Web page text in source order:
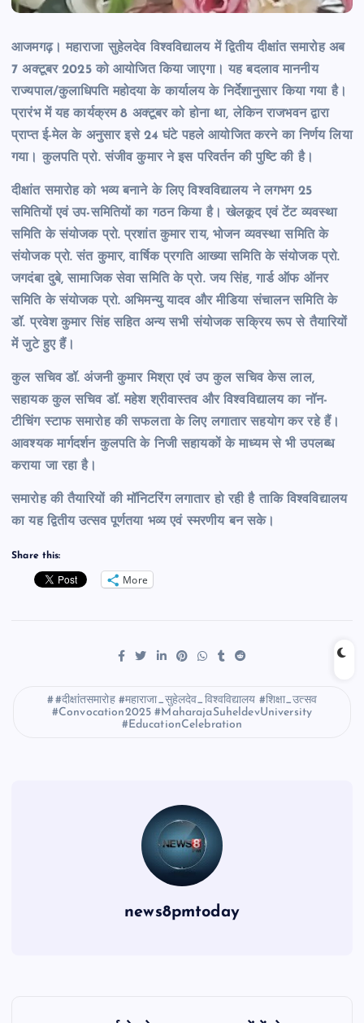
आजमगढ़। महाराजा सुहेलदेव विश्वविद्यालय में द्वितीय दीक्षांत समारोह अब
7 अक्टूबर 2025 को आयोजित किया जाएगा। यह बदलाव माननीय
राज्यपाल/कुलाधिपति महोदया के कार्यालय के निर्देशानुसार किया गया है।
प्रारंभ में यह कार्यक्रम 8 अक्टूबर को होना था, लेकिन राजभवन द्वारा
प्राप्त ई-मेल के अनुसार इसे 24 घंटे पहले आयोजित करने का निर्णय लिया
गया। कुलपति प्रो. संजीव कुमार ने इस परिवर्तन की पुष्टि की है।
दीक्षांत समारोह को भव्य बनाने के लिए विश्वविद्यालय ने लगभग 25
समितियों एवं उप-समितियों का गठन किया है। खेलकूद एवं टेंट व्यवस्था
समिति के संयोजक प्रो. प्रशांत कुमार राय, भोजन व्यवस्था समिति के
संयोजक प्रो. संत कुमार, वार्षिक प्रगति आख्या समिति के संयोजक प्रो.
जगदंबा दुबे, सामाजिक सेवा समिति के प्रो. जय सिंह, गार्ड ऑफ ऑनर
समिति के संयोजक प्रो. अभिमन्यु यादव और मीडिया संचालन समिति के
डॉ. प्रवेश कुमार सिंह सहित अन्य सभी संयोजक सक्रिय रूप से तैयारियों
में जुटे हुए हैं।
कुल सचिव डॉ. अंजनी कुमार मिश्रा एवं उप कुल सचिव केस लाल,
सहायक कुल सचिव डॉ. महेश श्रीवास्तव और विश्वविद्यालय का नॉन-
टीचिंग स्टाफ समारोह की सफलता के लिए लगातार सहयोग कर रहे हैं।
आवश्यक मार्गदर्शन कुलपति के निजी सहायकों के माध्यम से भी उपलब्ध
कराया जा रहा है।
समारोह की तैयारियों की मॉनिटरिंग लगातार हो रही है ताकि विश्वविद्यालय
का यह द्वितीय उत्सव पूर्णतया भव्य एवं स्मरणीय बन सके।
Share this:
More
#दीक्षांतसमारोह #महाराजा_सुहेलदेव_विश्वविद्यालय #शिक्षा_उत्सव
#Convocation2025 #MaharajaSuheldevUniversity
#EducationCelebration
news8pmtoday